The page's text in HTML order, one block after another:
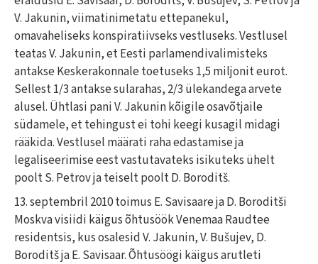
V. Jakunin, viimatinimetatu ettepanekul,
omavaheliseks konspiratiivseks vestluseks. Vestlusel
teatas V. Jakunin, et Eesti parlamendivalimisteks
antakse Keskerakonnale toetuseks 1,5 miljonit eurot.
Sellest 1/3 antakse sularahas, 2/3 ülekandega arvete
alusel. Ühtlasi pani V. Jakunin kõigile osavõtjaile
südamele, et tehingust ei tohi keegi kusagil midagi
rääkida. Vestlusel määrati raha edastamise ja
legaliseerimise eest vastutavateks isikuteks ühelt
poolt S. Petrov ja teiselt poolt D. Boroditš.
13. septembril 2010 toimus E. Savisaare ja D. Boroditši
Moskva visiidi käigus õhtusöök Venemaa Raudtee
residentsis, kus osalesid V. Jakunin, V. Bušujev, D.
Boroditš ja E. Savisaar. Õhtusöögi käigus arutleti